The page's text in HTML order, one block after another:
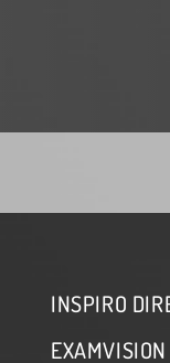
INSPIRO
EXAMVISION